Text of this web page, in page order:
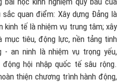
quan điểm: Xây dựng Đảng là
kinh tế là nhiệm vụ trung tâm; xây
mục tiêu, động lực, nền tảng tinh
- an ninh là nhiệm vụ trọng yếu,
hội nhập quốc tế sâu rộng.
thiện chương trình hành động,